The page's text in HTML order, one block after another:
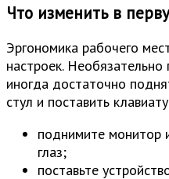
Что изменить в
Эргономика рабочего
настроек.
иногда достаточно
стул и поставить
поднимите монитор
глаз;
поставьте